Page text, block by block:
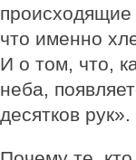
что именно
И о том, что,
неба,
десятков рук».